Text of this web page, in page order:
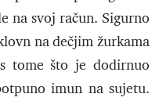
na svoj račun. Sigurno
na dečjim žurkama
tome što je dodirnuo
imun na sujetu.